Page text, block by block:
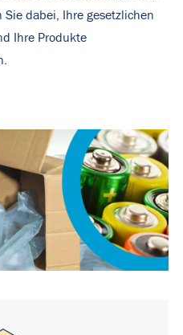
dabei, Ihre gesetzlichen
Ihre Produkte